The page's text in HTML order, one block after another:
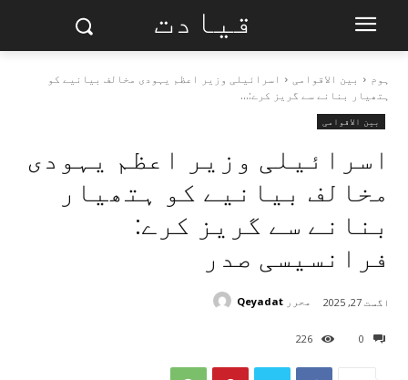
قیادت
ہوم بین الاقوامی
اسرائیلی وزیر اعظم یہودی مخالف بیانیے کو
ہتھیار بنانے سے گریز کرے:...
بین الاقوامی
اسرائیلی وزیر اعظم یہودی
مخالف بیانیے کو ہتھیار
بنانے سے گریز کرے:
فرانسیسی صدر
0
226
اگست 27, 2025 محرر Qeyadat